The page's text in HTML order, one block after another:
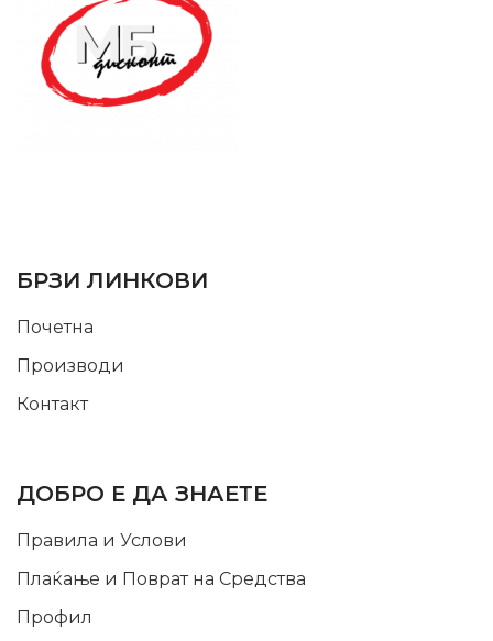
БРЗИ ЛИНКОВИ
Почетна
Производи
Контакт
ДОБРО Е ДА ЗНАЕТЕ
Правила и Услови
Плаќање и Поврат на Средства
Профил